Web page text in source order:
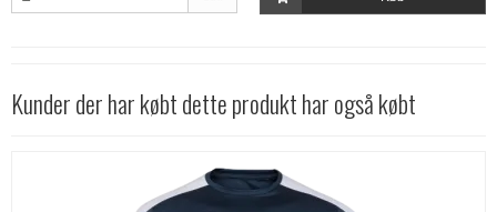
Kunder der har købt dette produkt har også købt